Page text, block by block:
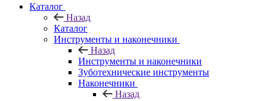
Каталог
Назад
Каталог
Инструменты и наконечники
Назад
Инструменты и наконечники
Зуботехнические инструменты
Наконечники
Назад